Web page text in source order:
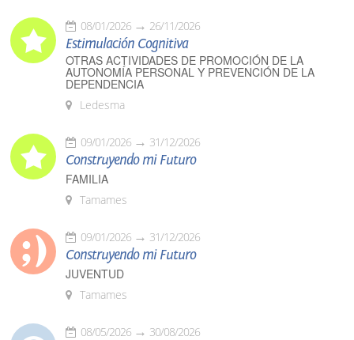
08/01/2026 26/11/2026
Estimulación Cognitiva
OTRAS ACTIVIDADES DE PROMOCIÓN DE LA
AUTONOMÍA PERSONAL Y PREVENCIÓN DE LA
DEPENDENCIA
Ledesma
09/01/2026 31/12/2026
Construyendo mi Futuro
FAMILIA
Tamames
09/01/2026 31/12/2026
Construyendo mi Futuro
JUVENTUD
Tamames
08/05/2026 30/08/2026